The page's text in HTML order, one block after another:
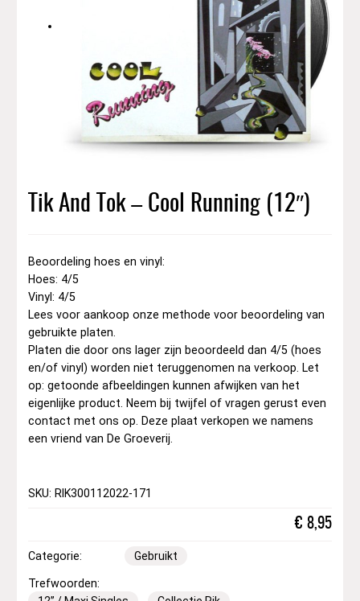
Tik And Tok – Cool Running (12″)
Beoordeling hoes en vinyl:
Hoes: 4/5
Vinyl: 4/5
Lees voor aankoop onze methode voor beoordeling van
gebruikte platen.
Platen die door ons lager zijn beoordeeld dan 4/5 (hoes
en/of vinyl) worden niet teruggenomen na verkoop. Let
op: getoonde afbeeldingen kunnen afwijken van het
eigenlijke product. Neem bij twijfel of vragen gerust even
contact met ons op. Deze plaat verkopen we namens
een vriend van De Groeverij.
SKU: RIK300112022-171
€ 8,95
Categorie: Gebruikt
Trefwoorden: